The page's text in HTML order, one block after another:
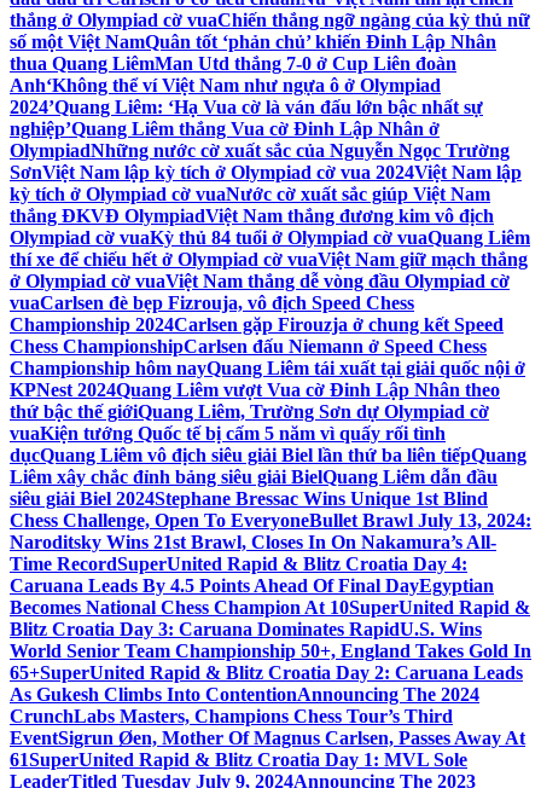
thắng ở Olympiad cờ vuaChiến thắng ngỡ ngàng của kỳ thủ nữ
số một Việt NamQuân tốt ‘phản chủ’ khiến Đinh Lập Nhân
thua Quang LiêmMan Utd thắng 7-0 ở Cup Liên đoàn
Anh‘Không thể ví Việt Nam như ngựa ô ở Olympiad
2024’Quang Liêm: ‘Hạ Vua cờ là ván đấu lớn bậc nhất sự
nghiệp’Quang Liêm thắng Vua cờ Đinh Lập Nhân ở
OlympiadNhững nước cờ xuất sắc của Nguyễn Ngọc Trường
SơnViệt Nam lập kỳ tích ở Olympiad cờ vua 2024Việt Nam lập
kỳ tích ở Olympiad cờ vuaNước cờ xuất sắc giúp Việt Nam
thắng ĐKVĐ OlympiadViệt Nam thắng đương kim vô địch
Olympiad cờ vuaKỳ thủ 84 tuổi ở Olympiad cờ vuaQuang Liêm
thí xe để chiếu hết ở Olympiad cờ vuaViệt Nam giữ mạch thắng
ở Olympiad cờ vuaViệt Nam thắng dễ vòng đầu Olympiad cờ
vuaCarlsen đè bẹp Fizrouja, vô địch Speed Chess
Championship 2024Carlsen gặp Firouzja ở chung kết Speed
Chess ChampionshipCarlsen đấu Niemann ở Speed Chess
Championship hôm nayQuang Liêm tái xuất tại giải quốc nội ở
KPNest 2024Quang Liêm vượt Vua cờ Đinh Lập Nhân theo
thứ bậc thế giớiQuang Liêm, Trường Sơn dự Olympiad cờ
vuaKiện tướng Quốc tế bị cấm 5 năm vì quấy rối tình
dụcQuang Liêm vô địch siêu giải Biel lần thứ ba liên tiếpQuang
Liêm xây chắc đỉnh bảng siêu giải BielQuang Liêm dẫn đầu
siêu giải Biel 2024Stephane Bressac Wins Unique 1st Blind
Chess Challenge, Open To EveryoneBullet Brawl July 13, 2024:
Naroditsky Wins 21st Brawl, Closes In On Nakamura’s All-
Time RecordSuperUnited Rapid & Blitz Croatia Day 4:
Caruana Leads By 4.5 Points Ahead Of Final DayEgyptian
Becomes National Chess Champion At 10SuperUnited Rapid &
Blitz Croatia Day 3: Caruana Dominates RapidU.S. Wins
World Senior Team Championship 50+, England Takes Gold In
65+SuperUnited Rapid & Blitz Croatia Day 2: Caruana Leads
As Gukesh Climbs Into ContentionAnnouncing The 2024
CrunchLabs Masters, Champions Chess Tour’s Third
EventSigrun Øen, Mother Of Magnus Carlsen, Passes Away At
61SuperUnited Rapid & Blitz Croatia Day 1: MVL Sole
LeaderTitled Tuesday July 9, 2024Announcing The 2023